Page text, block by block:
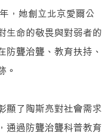
，她創立北京愛爾公
生命的敬畏與對弱者的
防聾治聾、教育扶持、
。
顯了陶斯亮對社會需求
通過防聾治聾科普教育